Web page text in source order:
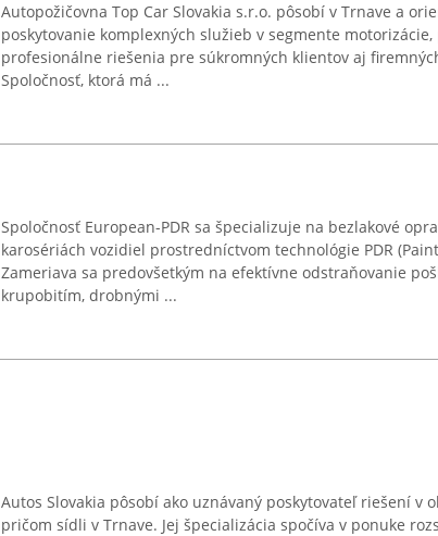
Autopožičovna Top Car Slovakia s.r.o. pôsobí v Trnave a
poskytovanie komplexných služieb v segmente
profesionálne riešenia pre súkromných klientov aj
Spoločnosť, ktorá má ...
Spoločnosť European-PDR sa špecializuje na bezlakové
karosériách vozidiel prostredníctvom technológie PDR
Zameriava sa predovšetkým na efektívne odstraňovanie
krupobitím, drobnými ...
Autos Slovakia pôsobí ako uznávaný poskytovateľ riešení v
pričom sídli v Trnave. Jej špecializácia spočíva v ponuke